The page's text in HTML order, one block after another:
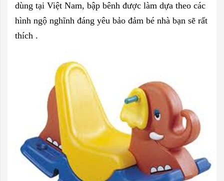
dùng tại Việt Nam, bập bênh được làm dựa theo các
hình ngộ nghĩnh đáng yêu bảo đảm bé nhà bạn sẽ rất
thích .